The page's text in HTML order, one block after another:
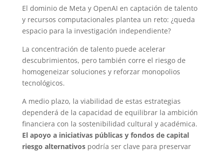
El dominio de Meta y OpenAI en captación de talento
y recursos computacionales plantea un reto: ¿queda
espacio para la investigación independiente?
La concentración de talento puede acelerar
descubrimientos, pero también corre el riesgo de
homogeneizar soluciones y reforzar monopolios
tecnológicos.
A medio plazo, la viabilidad de estas estrategias
dependerá de la capacidad de equilibrar la ambición
financiera con la sostenibilidad cultural y académica.
El apoyo a iniciativas públicas y fondos de capital
riesgo alternativospodría ser clave para preservar